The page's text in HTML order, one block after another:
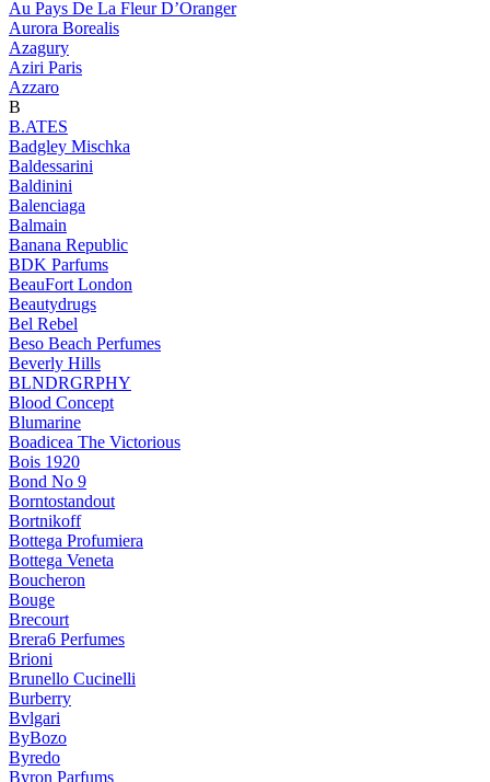
Au Pays De La Fleur D’Oranger
Aurora Borealis
Azagury
Aziri Paris
Azzaro
B
B.ATES
Badgley Mischka
Baldessarini
Baldinini
Balenciaga
Balmain
Banana Republic
BDK Parfums
BeauFort London
Beautydrugs
Bel Rebel
Beso Beach Perfumes
Beverly Hills
BLNDRGRPHY
Blood Concept
Blumarine
Boadicea The Victorious
Bois 1920
Bond No 9
Borntostandout
Bortnikoff
Bottega Profumiera
Bottega Veneta
Boucheron
Bouge
Brecourt
Brera6 Perfumes
Brioni
Brunello Cucinelli
Burberry
Bvlgari
ByBozo
Byredo
Byron Parfums